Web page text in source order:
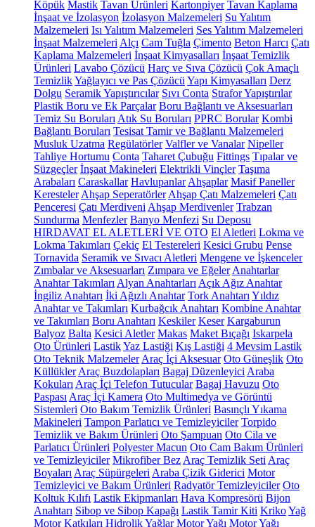
Köpük Mastik Tavan Ürünleri Kartonpiyer Tavan Kaplama
İnşaat ve İzolasyon İzolasyon Malzemeleri Su Yalıtım
Malzemeleri Isı Yalıtım Malzemeleri Ses Yalıtım Malzemeleri
İnşaat Malzemeleri Alçı Cam Tuğla Çimento Beton Harcı Çatı
Kaplama Malzemeleri İnşaat Kimyasalları İnşaat Temizlik
Ürünleri Lavabo Çözücü Harç ve Sıva Çözücü Çok Amaçlı
TemizlikYağlayıcı ve Pas Çözücü Yapı Kimyasalları Derz
Dolgu Seramik Yapıştırıcılar Sıvı Conta Strafor Yapıştırılar
Plastik Boru ve Ek Parçalar Boru Bağlantı ve Aksesuarları
Temiz Su Boruları Atık Su Boruları PPRC Borular Kombi
Bağlantı Boruları Tesisat Tamir ve Bağlantı Malzemeleri
Musluk Uzatma Regülatörler Valfler ve Vanalar Nipeller
Tahliye Hortumu Conta Taharet Çubuğu Fittings Tıpalar ve
Süzgeçler İnşaat Makineleri Elektrikli Vinçler Taşıma
Arabaları Caraskallar Havlupanlar Ahşaplar Masif Paneller
Keresteler Ahşap Seperatörler Ahşap Çatı Malzemeleri Çatı
Penceresi Çatı Merdiveni Ahşap Merdivenler Trabzan
Sundurma Menfezler Banyo Menfezi Su Deposu
HIRDAVAT EL ALETLERİ VE OTO El Aletleri Lokma ve
Lokma Takımları Çekiç El Testereleri Kesici Grubu Pense
Tornavida Seramik ve Sıvacı Aletleri Mengene ve İşkenceler
Zımbalar ve Aksesuarları Zımpara ve Eğeler Anahtarlar
Anahtar Takımları Alyan Anahtarları Açık Ağız Anahtar
İngiliz Anahtarı İki Ağızlı Anahtar Tork Anahtarı Yıldız
Anahtar ve Takımları Kurbağcık Anahtarı Kombine Anahtar
ve Takımları Boru Anahtarı Keskiler Keser Kargaburun
Balyoz Balta Kesici Aletler Makas Maket Bıçağı Iskarpela
Oto Ürünleri LastikYaz Lastiği Kış Lastiği 4 Mevsim Lastik
Oto Teknik Malzemeler Araç İçi Aksesuar Oto Güneşlik Oto
Küllükler Araç Buzdolapları Bagaj Düzenleyici Araba
Kokuları Araç İçi Telefon Tutucular Bagaj Havuzu Oto
Paspası Araç İçi Kamera Oto Multimedya ve Görüntü
Sistemleri Oto Bakım Temizlik Ürünleri Basınçlı Yıkama
Makineleri Tampon Parlatıcı ve Temizleyiciler Torpido
Temizlik ve Bakım Ürünleri Oto Şampuan Oto Cila ve
Parlatıcı Ürünleri Polyester Macun Oto Cam Bakım Ürünleri
ve Temizleyiciler Mikrofiber Bez Araç Temizlik Seti Araç
Boyaları Araç Süpürgeleri Araba Çizik Giderici Motor
Temizleyici ve Bakım Ürünleri Radyatör Temizleyiciler Oto
Koltuk Kılıfı Lastik Ekipmanları Hava Kompresörü Bijon
Anahtarı Sibop ve Sibop Kapağı Lastik Tamir Kiti KrikoYağ
Motor Katkıları Hidrolik Yağlar Motor Yağı Motor Yağı